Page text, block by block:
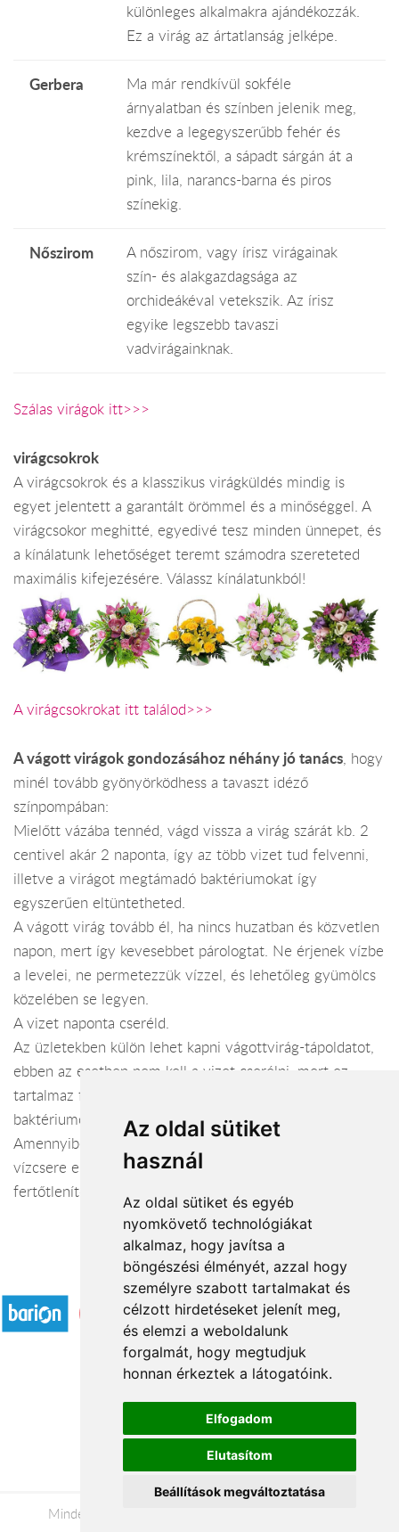
Az oldal sütiket
használ
Az oldal sütiket és egyéb
nyomkövető technológiákat
alkalmaz, hogy javítsa a
böngészési élményét, azzal hogy
személyre szabott tartalmakat és
célzott hirdetéseket jelenít meg,
és elemzi a weboldalunk
forgalmát, hogy megtudjuk
honnan érkeztek a látogatóink.
Elfogadom
Elutasítom
Beállítások megváltoztatása
különleges alkalmakra ajándékozzák.
Ez a virág az ártatlanság jelképe.
Gerbera
Ma már rendkívül sokféle
árnyalatban és színben jelenik meg,
kezdve a legegyszerűbb fehér és
krémszínektől, a sápadt sárgán át a
pink, lila, narancs-barna és piros
színekig.
Nőszirom
A nőszirom, vagy írisz virágainak
szín- és alakgazdagsága az
orchideákéval vetekszik. Az írisz
egyike legszebb tavaszi
vadvirágainknak.
Szálas virágok itt>>>
virágcsokrok
A virágcsokrok és a klasszikus virágküldés mindig is
egyet jelentett a garantált örömmel és a minőséggel. A
virágcsokor meghitté, egyedivé tesz minden ünnepet, és
a kínálatunk lehetőséget teremt számodra szereteted
maximális kifejezésére. Válassz kínálatunkból!
A virágcsokrokat itt találod>>>
A vágott virágok gondozásához néhány jó tanács, hogy
minél tovább gyönyörködhess a tavaszt idéző
színpompában:
Mielőtt vázába tennéd, vágd vissza a virág szárát kb. 2
centivel akár 2 naponta, így az több vizet tud felvenni,
illetve a virágot megtámadó baktériumokat így
egyszerűen eltüntetheted.
A vágott virág tovább él, ha nincs huzatban és közvetlen
napon, mert így kevesebbet párologtat. Ne érjenek vízbe
a levelei, ne permetezzük vízzel, és lehetőleg gyümölcs
közelében se legyen.
A vizet naponta cseréld.
Az üzletekben külön lehet kapni vágottvirág-tápoldatot,
ebben az esetben nem kell a vizet cserélni, mert ez
tartalmaz fertőtlenítő anyagot is, ami kiöli a
baktériumokat, így meghosszabbodik a virág élettartama.
Amennyiben nincs ilyen speciális tápoldatod, a napi
vízcsere előtt a vázát súrold ki kevés háztartási
fertőtlenítőszerrel. Ez is kiöli a baktériumokat.
Elfogadott fizetési módok
Á.SZ.F.
Impresszum
Adatkezelési tájékoztató
Minden jog fenntartva © 2026 |